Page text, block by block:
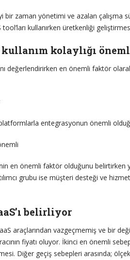
bir zaman yönetimi ve azalan
tool’ları kullanırken üretkenliği
kolaylığı
değerlendirirken en önemli faktör
entegrasyonun önemli
en önemli faktör olduğunu belirtirken
grubu ise müşteri desteği ve
belirliyor
SaaS araçlarından vazgeçmemiş ve bir
fiyatı oluyor. İkinci en önemli
Diğer geçiş sebepleri arasında;